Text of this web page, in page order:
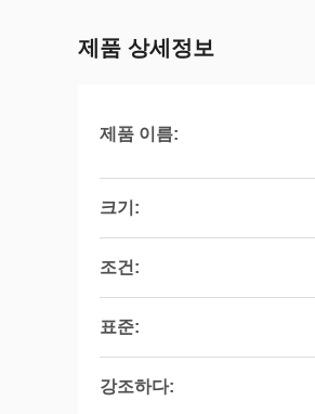
제품 상세정보
제품 이름:
크기:
조건:
표준:
강조하다: